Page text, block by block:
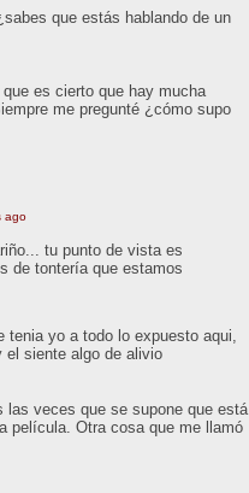
que estás hablando de un
es cierto que hay mucha
me pregunté ¿cómo supo
ago
tu punto de vista es
de tontería que estamos
yo a todo lo expuesto aqui,
el siente algo de alivio
las veces que se supone que está
película. Otra cosa que me llamó